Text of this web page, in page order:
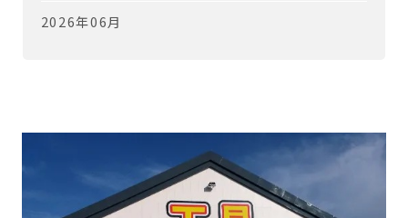
2026年06月